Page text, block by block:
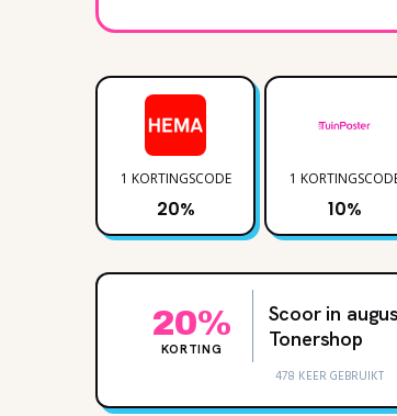
1 KORTINGSCODE
20%
1
10%
20%
KORTING
Scoor in
Tonershop
478 KEER GEBRUIKT